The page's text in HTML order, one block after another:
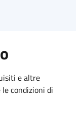
e altre
condizioni di